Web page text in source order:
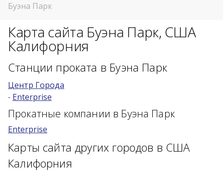
Возврат в другом месте?
11:00
Возраст 25-70 лет?
Купон/промо
Буэна Парк
Карта сайта Буэна Парк, США
Калифорния
Станции проката в Буэна Парк
Центр Города
- Enterprise
Прокатные компании в Буэна Парк
Enterprise
Карты сайта других городов в США
Калифорния